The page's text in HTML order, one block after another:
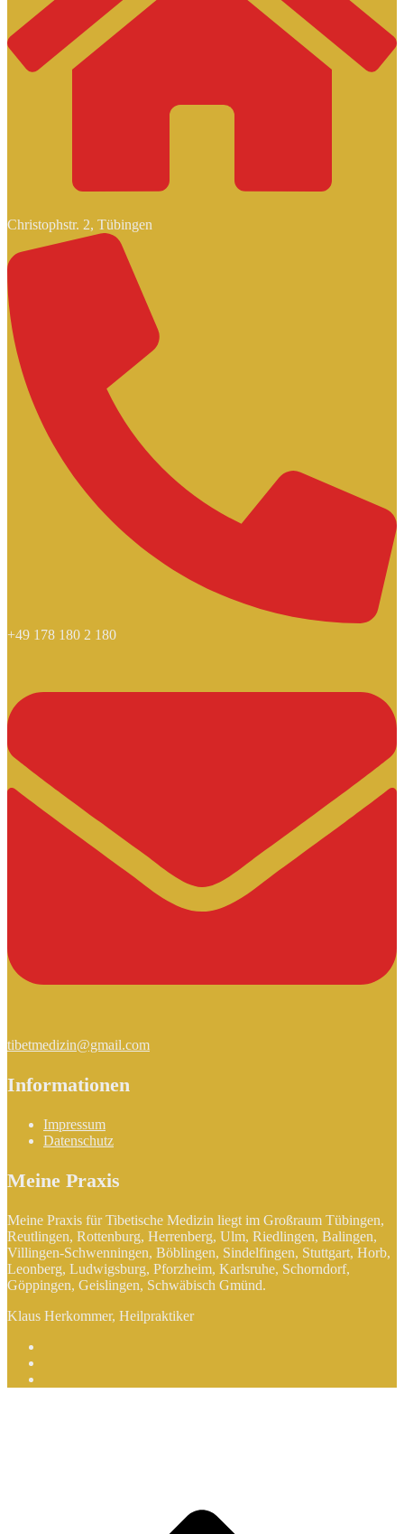
Christophstr. 2, Tübingen
+49 178 180 2 180
tibetmedizin@gmail.com
Informationen
Impressum
Datenschutz
Meine Praxis
Meine Praxis für Tibetische Medizin liegt im Großraum Tübingen,
Reutlingen, Rottenburg, Herrenberg, Ulm, Riedlingen, Balingen,
Villingen-Schwenningen, Böblingen, Sindelfingen, Stuttgart, Horb,
Leonberg, Ludwigsburg, Pforzheim, Karlsruhe, Schorndorf,
Göppingen, Geislingen, Schwäbisch Gmünd.
Klaus Herkommer, Heilpraktiker